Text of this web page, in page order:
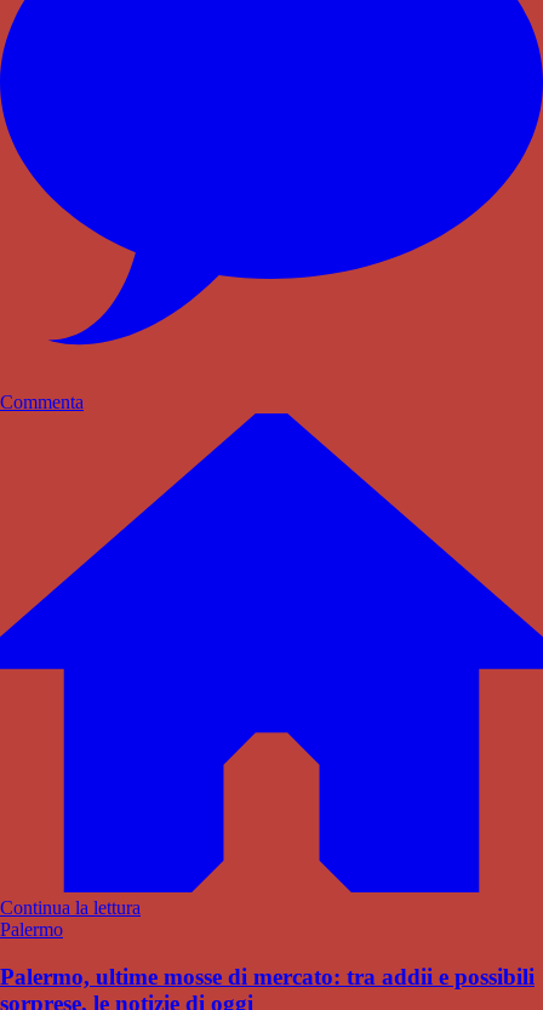
Commenta
Continua la lettura
Palermo
Palermo, ultime mosse di mercato: tra addii e possibili
sorprese, le notizie di oggi